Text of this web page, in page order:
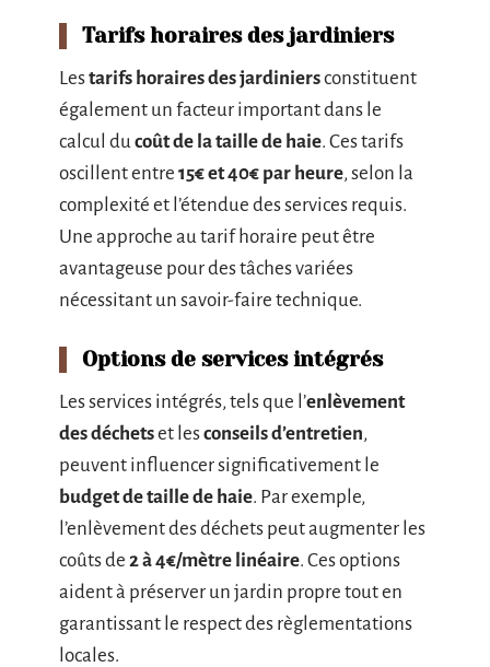
Tarifs horaires des jardiniers
Lestarifs horaires des jardiniersconstituent
également un facteur important dans le
calcul ducoût de la taille de haie. Ces tarifs
oscillent entre 15€ et 40€ par heure, selon la
complexité et l’étendue des services requis.
Une approche au tarif horaire peut être
avantageuse pour des tâches variées
nécessitant un savoir-faire technique.
Options de services intégrés
Les services intégrés, tels que l’enlèvement
des déchetset lesconseils d’entretien,
peuvent influencer significativement le
budget de taille de haie. Par exemple,
l’enlèvement des déchets peut augmenter les
coûts de 2 à 4€/mètre linéaire. Ces options
aident à préserver un jardin propre tout en
garantissant le respect des règlementations
locales.